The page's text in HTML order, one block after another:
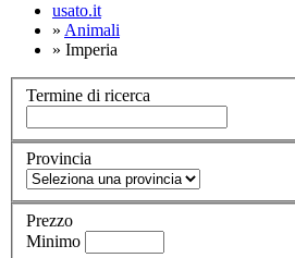
usato.it
» Animali
» Imperia
Termine di ricerca
Provincia
Prezzo
Minimo